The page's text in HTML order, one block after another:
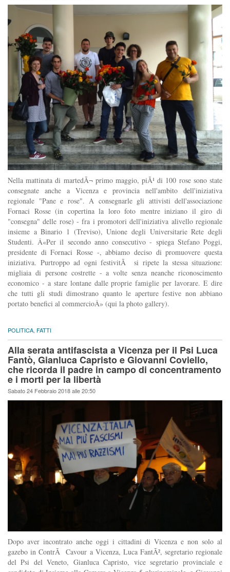
Nella mattinata di martedÃ¬ primo maggio, piÃ¹ di 100 rose sono state
consegnate anche a Vicenza e provincia nell'ambito dell'iniziativa
regionale "Pane e rose". A consegnarle gli attivisti dell'associazione
Fornaci Rosse (in copertina la loro foto mentre iniziano il giro di
"consegna" delle rose) - fra i promotori dell'iniziativa alivello regionale
insieme a Binario 1 (Treviso), Unione degli Universitarie Rete degli
Studenti. Â«Per il secondo anno consecutivo - spiega Stefano Poggi,
presidente di Fornaci Rosse -, abbiamo deciso di promuovere questa
iniziativa. Purtroppo ad ogni festivitÃ si ripete la stessa situazione:
migliaia di persone costrette - a volte senza neanche riconoscimento
economico - a stare lontane dalle proprie famiglie per lavorare. E dire
che tutti gli studi dimostrano quanto le aperture festive non abbiano
portato benefici al commercioÂ» (qui la photo gallery).
POLITICA FATTI
Alla serata antifascista a Vicenza per il Psi Luca
Fantò, Gianluca Capristo e Giovanni Coviello,
che ricorda il padre in campo di concentramento
e i morti per la libertà
Sabato 24 Febbraio 2018 alle 20:50
Dopo aver incontrato anche oggi i cittadini di Vicenza e non solo al
gazebo in ContrÃ Cavour a Vicenza, Luca FantÃ², segretario regionale
del Psi del Veneto, Gianluca Capristo, vice segretario provinciale e